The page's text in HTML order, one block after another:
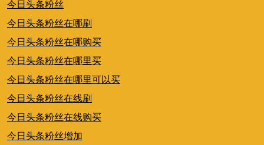
今日头条粉丝
今日头条粉丝在哪刷
今日头条粉丝在哪购买
今日头条粉丝在哪里买
今日头条粉丝在哪里可以买
今日头条粉丝在线刷
今日头条粉丝在线购买
今日头条粉丝增加